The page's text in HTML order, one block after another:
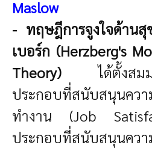
Maslow
- ทฤษฎีการจูงใจด้าน
เบอร์ก (Herzberg's
Theory) ได้ตั้งสมมติ
ประกอบที่สนับสนุนควา
ทำงาน (Job
ประกอบที่สนับสนุนควา